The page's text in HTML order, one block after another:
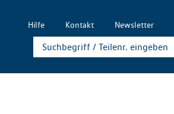
Hilfe Kontakt Newsletter